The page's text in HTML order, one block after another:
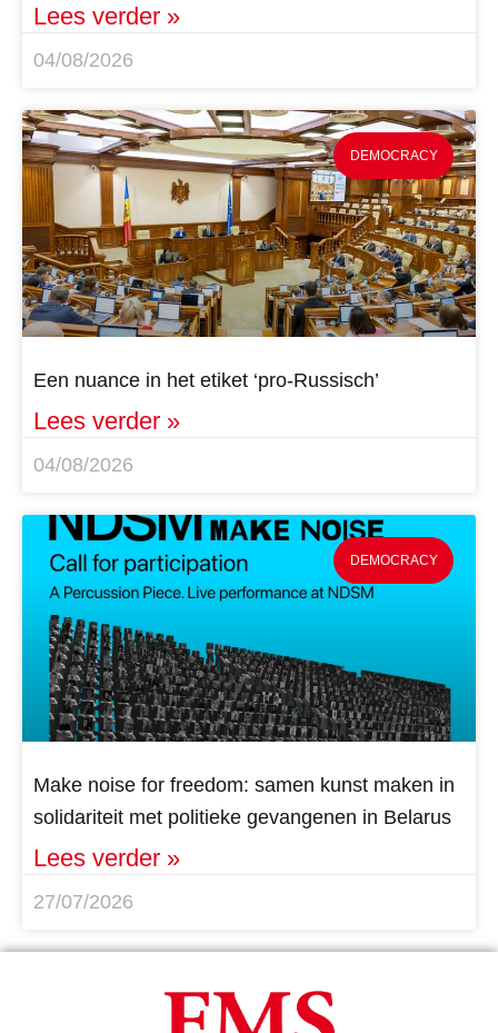
Lees verder »
04/08/2026
DEMOCRACY
Een nuance in het etiket ‘pro-Russisch’
Lees verder »
04/08/2026
DEMOCRACY
Make noise for freedom: samen kunst maken in
solidariteit met politieke gevangenen in Belarus
Lees verder »
27/07/2026